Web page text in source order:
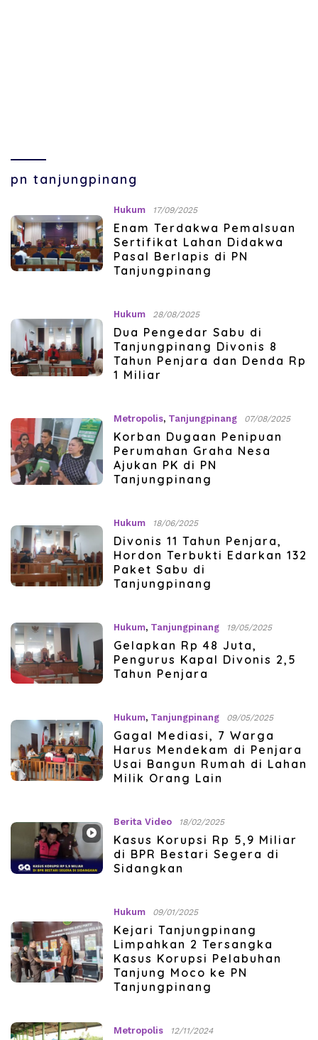
pn tanjungpinang
Hukum 17/09/2025
Enam Terdakwa Pemalsuan
Sertifikat Lahan Didakwa
Pasal Berlapis di PN
Tanjungpinang
Hukum 28/08/2025
Dua Pengedar Sabu di
Tanjungpinang Divonis 8
Tahun Penjara dan Denda Rp
1 Miliar
Metropolis, Tanjungpinang 07/08/2025
Korban Dugaan Penipuan
Perumahan Graha Nesa
Ajukan PK di PN
Tanjungpinang
Hukum 18/06/2025
Divonis 11 Tahun Penjara,
Hordon Terbukti Edarkan 132
Paket Sabu di
Tanjungpinang
Hukum, Tanjungpinang 19/05/2025
Gelapkan Rp 48 Juta,
Pengurus Kapal Divonis 2,5
Tahun Penjara
Hukum, Tanjungpinang 09/05/2025
Gagal Mediasi, 7 Warga
Harus Mendekam di Penjara
Usai Bangun Rumah di Lahan
Milik Orang Lain
Berita Video 18/02/2025
Kasus Korupsi Rp 5,9 Miliar
di BPR Bestari Segera di
Sidangkan
Hukum 09/01/2025
Kejari Tanjungpinang
Limpahkan 2 Tersangka
Kasus Korupsi Pelabuhan
Tanjung Moco ke PN
Tanjungpinang
Metropolis 12/11/2024